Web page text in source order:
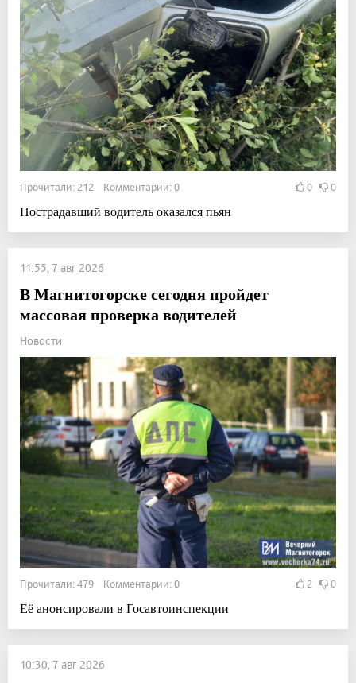
Прочитали: 212 Комментарии: 0 0 0
Пострадавший водитель оказался пьян
11:55, 7 авг 2026
В Магнитогорске сегодня пройдет
массовая проверка водителей
Новости
Прочитали: 479 Комментарии: 0 2 0
Её анонсировали в Госавтоинспекции
10:30, 7 авг 2026